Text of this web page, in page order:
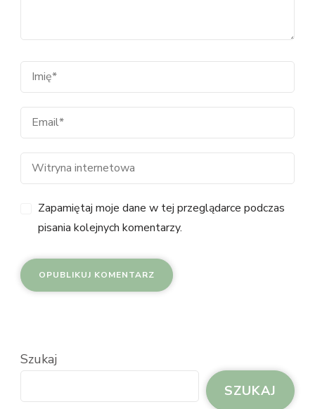
Zapamiętaj moje dane w tej przeglądarce podczas
pisania kolejnych komentarzy.
Szukaj
SZUKAJ